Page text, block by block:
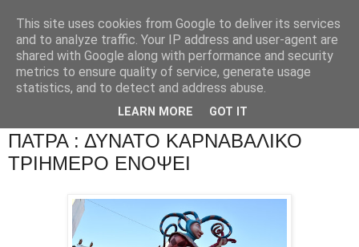
ΠΑΤΡΑ : ΔΥΝΑΤΟ ΚΑΡΝΑΒΑΛΙΚΟ
ΤΡΙΗΜΕΡΟ ΕΝΟΨΕΙ
This site uses cookies from Google to deliver its services
and to analyze traffic. Your IP address and user-agent are
shared with Google along with performance and security
metrics to ensure quality of service, generate usage
statistics, and to detect and address abuse.
LEARN MORE GOT IT